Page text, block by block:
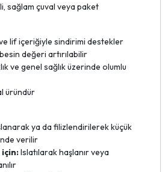
sağlam çuval veya paket
lif içeriğiyle sindirimi destekler
değeri artırılabilir
ve genel sağlık üzerinde olumlu
üründür
ya da filizlendirilerek küçük
verilir
Islatılarak haşlanır veya